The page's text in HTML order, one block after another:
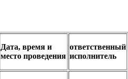
Дата, время и
место проведения
ответственный
исполнитель